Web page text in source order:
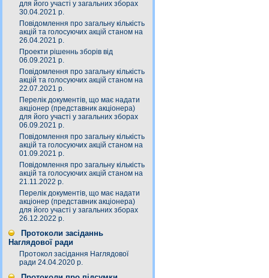
для його участі у загальних зборах
30.04.2021 р.
Повідомлення про загальну кількість
акцій та голосуючих акцій станом на
26.04.2021 р.
Проекти рішеннь зборів від
06.09.2021 р.
Повідомлення про загальну кількість
акцій та голосуючих акцій станом на
22.07.2021 р.
Перелік документів, що має надати
акціонер (представник акціонера)
для його участі у загальних зборах
06.09.2021 р.
Повідомлення про загальну кількість
акцій та голосуючих акцій станом на
01.09.2021 р.
Повідомлення про загальну кількість
акцій та голосуючих акцій станом на
21.11.2022 р.
Перелік документів, що має надати
акціонер (представник акціонера)
для його участі у загальних зборах
26.12.2022 р.
Протоколи засіданнь
Наглядової ради
Протокол засідання Наглядової
ради 24.04.2020 р.